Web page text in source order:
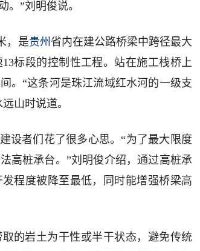
。”刘明俊说。
，是贵州 省内在建公路桥梁中跨径最大
标段的控制性工程。站在施工栈桥上
。“这条河是珠江流域红水河的一级支
山时说道。
设者们花了很多心思。“为了最大限度
高桩承台。”刘明俊介绍，通过高桩承
程度被降至最低，同时能增强桥梁高
的岩土为干性或半干状态，避免传统